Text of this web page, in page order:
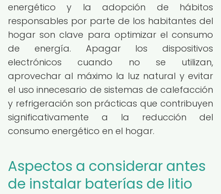
energético y la adopción de hábitos
responsables por parte de los habitantes del
hogar son clave para optimizar el consumo
de energía. Apagar los dispositivos
electrónicos cuando no se utilizan,
aprovechar al máximo la luz natural y evitar
el uso innecesario de sistemas de calefacción
y refrigeración son prácticas que contribuyen
significativamente a la reducción del
consumo energético en el hogar.
Aspectos a considerar antes
de instalar baterías de litio